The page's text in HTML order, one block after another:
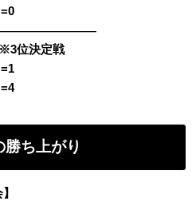
位決定戦
ち上がり